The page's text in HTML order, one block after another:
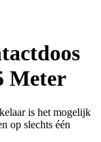
Meter
is het mogelijk
op slechts één